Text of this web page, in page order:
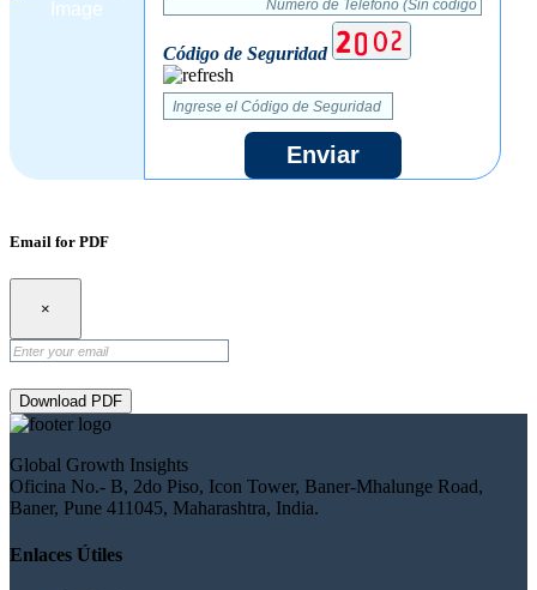
Código de Seguridad
Enviar
Email for PDF
×
Download PDF
Global Growth Insights
Oficina No.- B, 2do Piso, Icon Tower, Baner-Mhalunge Road,
Baner, Pune 411045, Maharashtra, India.
Enlaces Útiles